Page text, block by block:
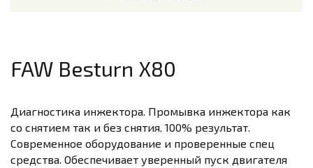
FAW Besturn X80
Диагностика инжектора. Промывка инжектора как
со снятием так и без снятия. 100% результат.
Современное оборудование и проверенные спец
средства. Обеспечивает уверенный пуск двигателя